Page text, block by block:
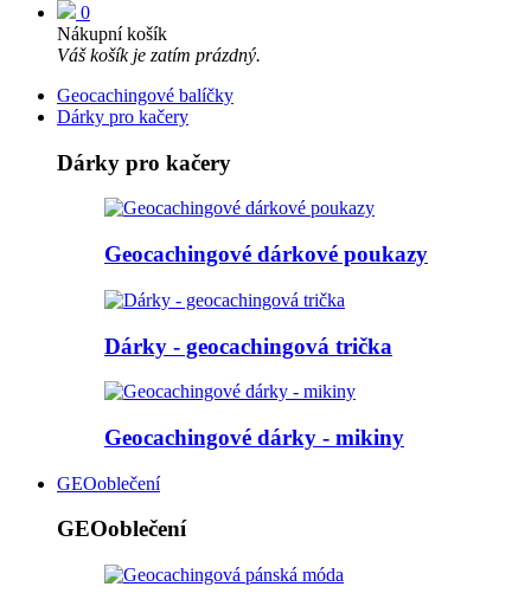
0
Nákupní košík
Váš košík je zatím prázdný.
Geocachingové balíčky
Dárky pro kačery
Dárky pro kačery
Geocachingové dárkové poukazy
Dárky - geocachingová trička
Geocachingové dárky - mikiny
GEOoblečení
GEOoblečení